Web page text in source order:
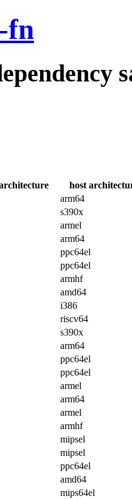
fn
host
arm64
s390x
armel
arm64
ppc64el
ppc64el
armhf
amd64
i386
riscv64
s390x
arm64
ppc64el
ppc64el
armel
arm64
armel
armhf
mipsel
mipsel
ppc64el
amd64
mips64el